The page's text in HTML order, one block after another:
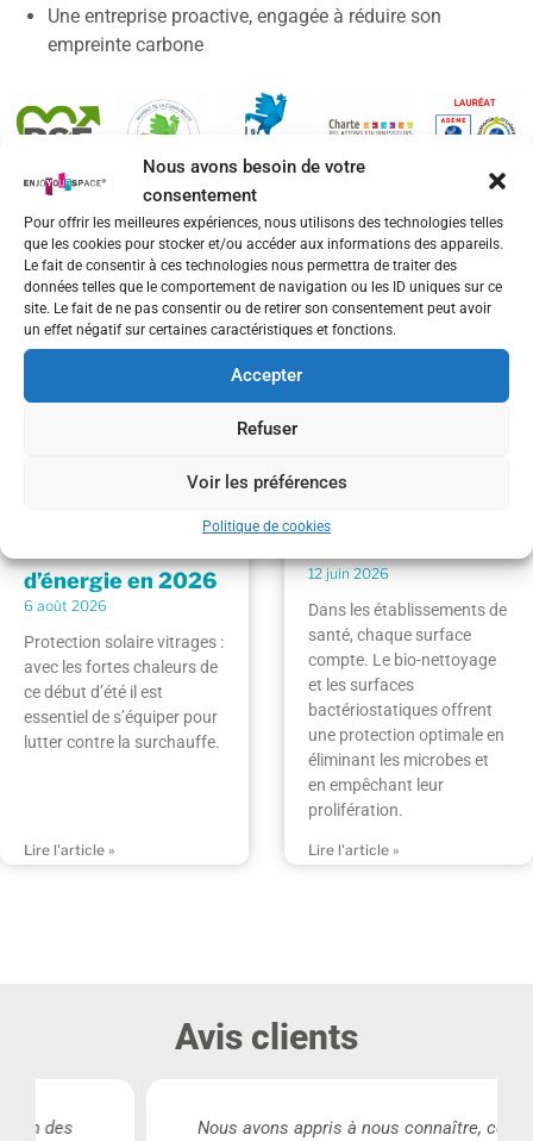
Nous avons besoin de votre
consentement
Pour offrir les meilleures expériences, nous utilisons des technologies telles
que les cookies pour stocker et/ou accéder aux informations des appareils.
Le fait de consentir à ces technologies nous permettra de traiter des
données telles que le comportement de navigation ou les ID uniques sur ce
site. Le fait de ne pas consentir ou de retirer son consentement peut avoir
un effet négatif sur certaines caractéristiques et fonctions.
Accepter
Refuser
Voir les préférences
Politique de cookies
Une entreprise proactive, engagée à réduire son
empreinte carbone
Actualités
vitrages : solutions
d’énergie en 2026
6 août 2026
Protection solaire vitrages :
avec les fortes chaleurs de
ce début d’été il est
essentiel de s’équiper pour
lutter contre la surchauffe.
Lire l'article »
Surfaces
Bactériostatiques
12 juin 2026
Dans les établissements de
santé, chaque surface
compte. Le bio-nettoyage
et les surfaces
bactériostatiques offrent
une protection optimale en
éliminant les microbes et
en empêchant leur
prolifération.
Lire l'article »
Avis clients
Nous avons appris à nous connaître, ce sont